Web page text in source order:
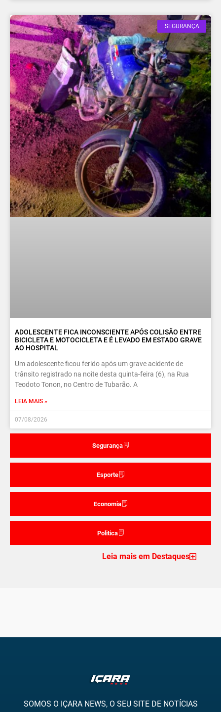
Segurança
Esporte
Economia
Politica
SEGURANÇA
ADOLESCENTE FICA INCONSCIENTE APÓS COLISÃO ENTRE
BICICLETA E MOTOCICLETA E É LEVADO EM ESTADO GRAVE
AO HOSPITAL
Um adolescente ficou ferido após um grave acidente de
trânsito registrado na noite desta quinta-feira (6), na Rua
Teodoto Tonon, no Centro de Tubarão. A
LEIA MAIS »
07/08/2026
Leia mais em Destaques
SOMOS O IÇARA NEWS, O SEU SITE DE NOTÍCIAS